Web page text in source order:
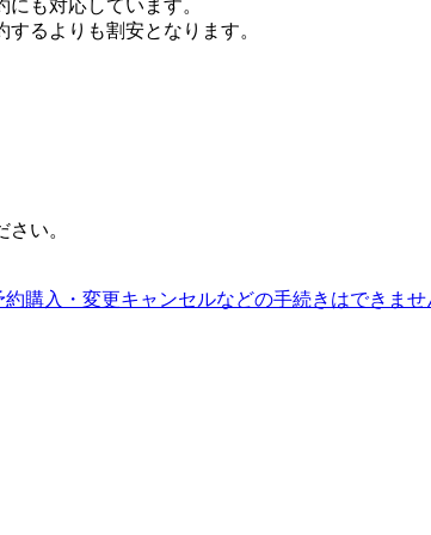
も対応しています。
るよりも割安となります。
い。
購入・変更キャンセルなどの手続きはできませ